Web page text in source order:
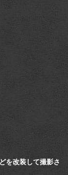
を改装して撮影さ